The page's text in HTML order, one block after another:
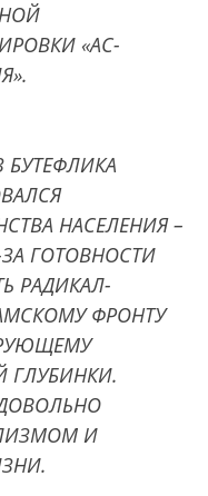
«АС-
БУТЕФЛИКА
НАСЕЛЕНИЯ –
ГОТОВНОСТИ
РАДИКАЛ-
ФРОНТУ
ГЛУБИНКИ.
И